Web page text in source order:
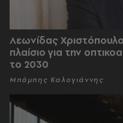
Λεωνίδας
πλαίσιο για την
το 2030
Μπάμπης Καλογιάννης